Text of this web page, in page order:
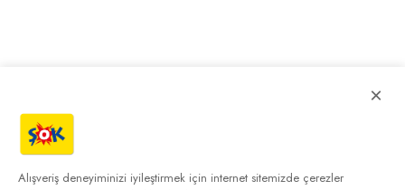
×
Alışveriş deneyiminizi iyileştirmek için internet sitemizde çerezler